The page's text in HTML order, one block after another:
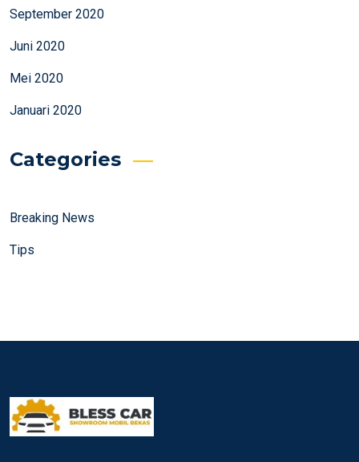
September 2020
Juni 2020
Mei 2020
Januari 2020
Categories
Breaking News
Tips